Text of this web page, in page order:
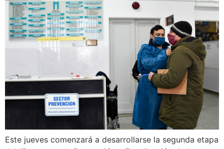
Este jueves comenzará a desarrollarse la segunda etapa